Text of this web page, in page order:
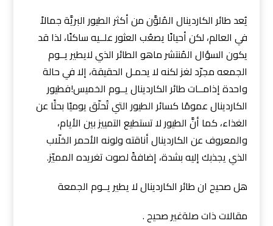
يُعد طائر الكاردينال المُلوَّن من أكثر الطيور البريَّة جمالاً
في العالم، لكن أحيانًا يصعُب العثور علــيه ساكنًا، لذا قد
يكون السؤال المُنتشر ماهو الطائر الذي لايطير يــوم
الجمعه مجرّد لغز لكنه لا يحمـل الحقيقة، إلا في حالة
واحدة إذامــات طائر الكاردينال يــوم الخميس!فطيور
الكاردينال عمومًا كسائر الطيور التي تُحلّق يوميًا بحثًا عن
الغذاء، كما أنَّ الطيور لا تستطيع التمييز بين الأيام،
والمعروف عن الكاردينال أناقته ولونه الأحمر الخلّاب
الذي يجذبك إليه بشدة، إضافةً لصوت تغريده المميّز.
هل صحيح ان طائر الكاردينال لا يطير يــوم الجمعة
مقالات ذات صلةغير صحيح .